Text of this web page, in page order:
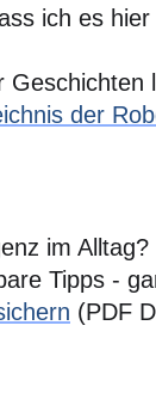
ich es
Geschichten
der
im
Tipps -
(PDF